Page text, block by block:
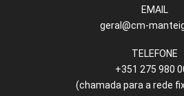
EMAIL
geral@cm-
TELEFONE
+351 275 980
(chamada para a rede